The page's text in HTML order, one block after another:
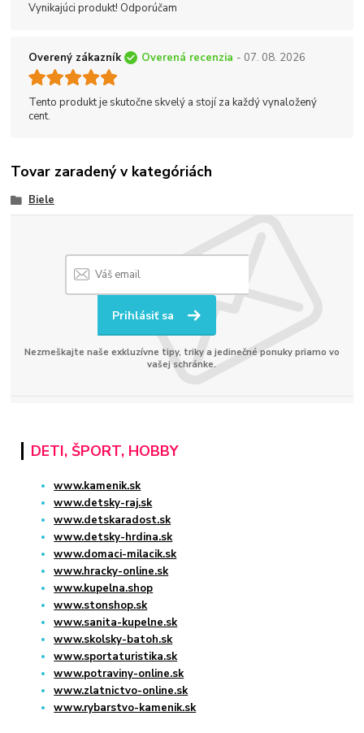
Vynikajúci produkt! Odporúčam
Overený zákazník Overená recenzia - 07. 08. 2026
Tento produkt je skutočne skvelý a stojí za každý vynaložený
cent.
Tovar zaradený v kategóriách
Biele
Prihlásiť sa
Nezmeškajte naše exkluzívne tipy, triky a jedinečné ponuky priamo vo
vašej schránke.
DETI, ŠPORT, HOBBY
www.kamenik.sk
www.detsky-raj.sk
www.detskaradost.sk
www.detsky-hrdina.sk
www.domaci-milacik.sk
www.hracky-online.sk
www.kupelna.shop
www.stonshop.sk
www.sanita-kupelne.sk
www.skolsky-batoh.sk
www.sportaturistika.sk
www.potraviny-online.sk
www.zlatnictvo-online.sk
www.rybarstvo-kamenik.sk